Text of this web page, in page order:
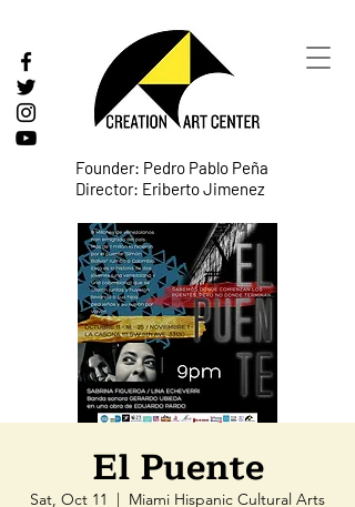
Founder: Pedro Pablo Peña
Director: Eriberto Jimenez
El Puente
Sat, Oct 11
  |
Miami Hispanic Cultural Arts